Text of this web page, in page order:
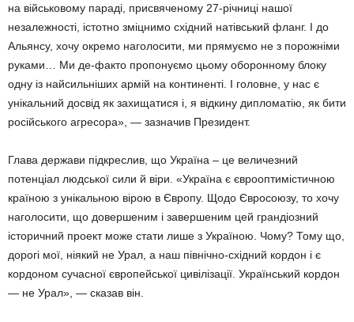
на військовому параді, присвяченому 27-річниці нашої
незалежності, істотно зміцнимо східний натівський фланг. І до
Альянсу, хочу окремо наголосити, ми прямуємо не з порожніми
руками… Ми де-факто пропонуємо цьому оборонному блоку
одну із найсильніших армій на континенті. І головне, у нас є
унікальний досвід як захищатися і, я відкину дипломатію, як бити
російського агресора», — зазначив Президент.
Глава держави підкреслив, що Україна – це величезний
потенціал людської сили й віри. «Україна є єврооптимістичною
країною з унікальною вірою в Європу. Щодо Євросоюзу, то хочу
наголосити, що довершеним і завершеним цей грандіозний
історичний проект може стати лише з Україною. Чому? Тому що,
дорогі мої, ніякий не Урал, а наш північно-східний кордон і є
кордоном сучасної європейської цивілізації. Український кордон
— не Урал», — сказав він.